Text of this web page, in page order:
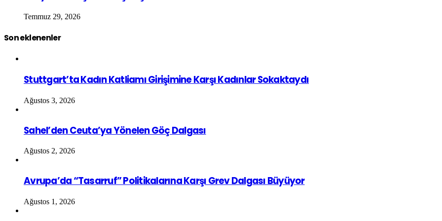
Temmuz 29, 2026
Son eklenenler
Stuttgart’ta Kadın Katliamı Girişimine Karşı Kadınlar Sokaktaydı
Ağustos 3, 2026
Sahel’den Ceuta’ya Yönelen Göç Dalgası
Ağustos 2, 2026
Avrupa’da “Tasarruf” Politikalarına Karşı Grev Dalgası Büyüyor
Ağustos 1, 2026